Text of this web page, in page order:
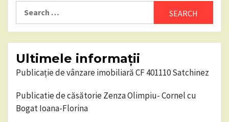
for:
Ultimele informații
Publicație de vânzare imobiliară CF 401110 Satchinez
Publicatie de căsătorie Zenza Olimpiu- Cornel cu
Bogat Ioana-Florina